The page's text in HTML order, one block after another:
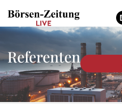
Referenten